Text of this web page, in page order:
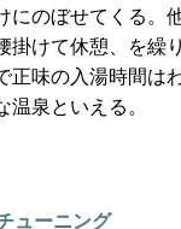
にのぼせてくる。
掛けて休憩、を繰
正味の入湯時間は
温泉といえる。
ューニング